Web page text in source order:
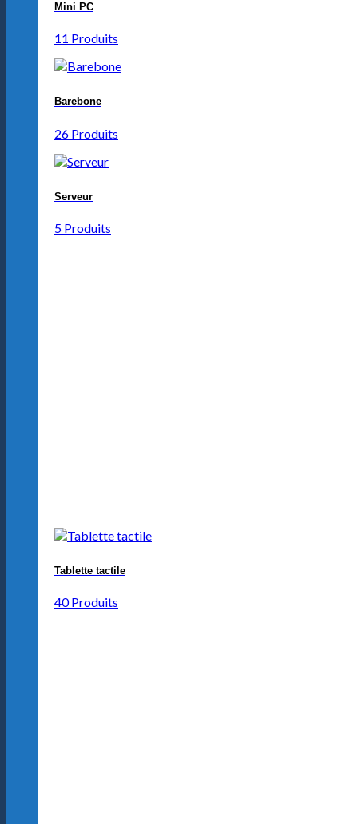
Mini PC
11 Produits
Barebone
26 Produits
Serveur
5 Produits
Tablette tactile
40 Produits